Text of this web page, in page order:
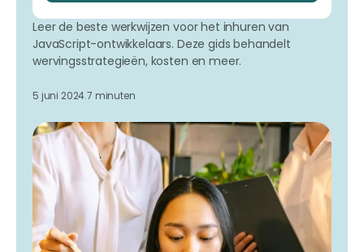
Leer de beste werkwijzen voor het inhuren van
JavaScript-ontwikkelaars. Deze gids behandelt
wervingsstrategieën, kosten en meer.
5 juni 2024.7 minuten